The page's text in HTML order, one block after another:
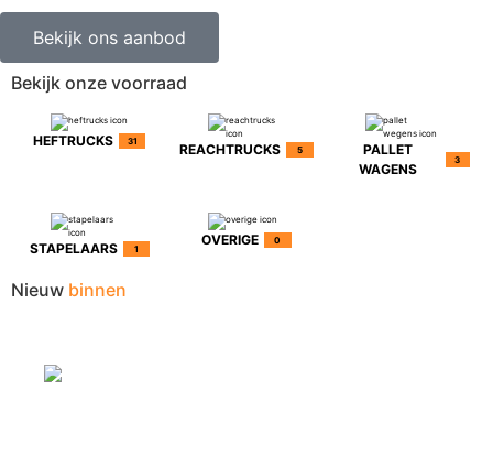
Bekijk ons aanbod
Bekijk onze voorraad
HEFTRUCKS 31 REACHTRUCKS 5
PALLET
WAGENS
3
STAPELAARS 1
OVERIGE 0
Nieuw binnen